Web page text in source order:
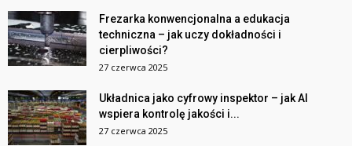
Frezarka konwencjonalna a edukacja
techniczna – jak uczy dokładności i
cierpliwości?
27 czerwca 2025
Układnica jako cyfrowy inspektor – jak AI
wspiera kontrolę jakości i...
27 czerwca 2025